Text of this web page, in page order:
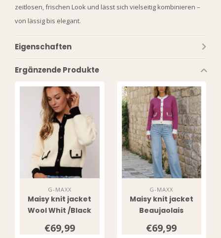
zeitlosen, frischen Look und lässt sich vielseitig kombinieren –
von lässig bis elegant.
Eigenschaften
Ergänzende Produkte
G-MAXX
Maisy knit jacket
Wool Whit /Black
€69,99
G-MAXX
Maisy knit jacket
Beaujaolais
€69,99